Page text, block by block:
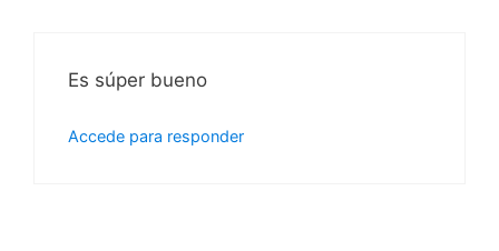
Es súper bueno
Accede para responder